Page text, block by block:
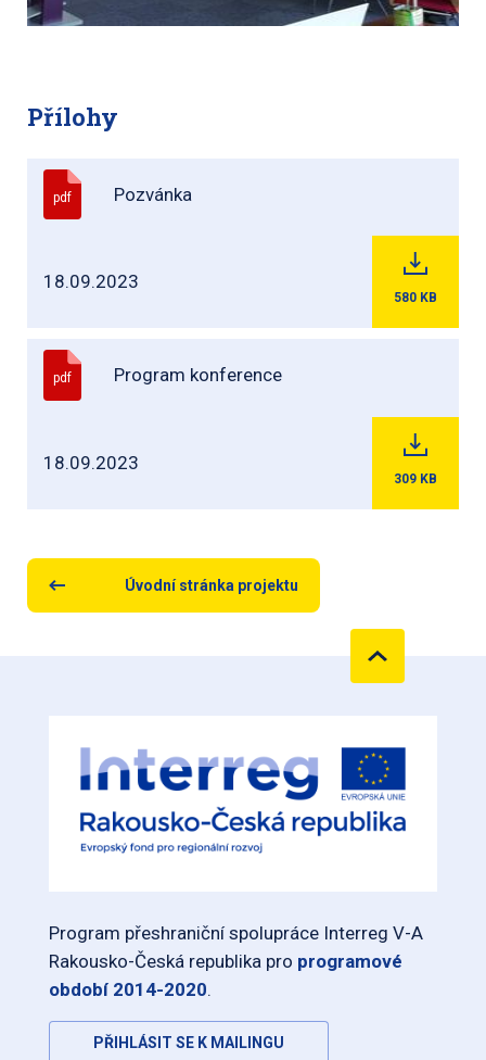
Přílohy
pdf Pozvánka
18.09.2023
580 KB
pdf Program konference
18.09.2023
309 KB
Úvodní stránka projektu
Program přeshraniční spolupráce Interreg V-A
Rakousko-Česká republika pro programové
období 2014-2020.
PŘIHLÁSIT SE K MAILINGU